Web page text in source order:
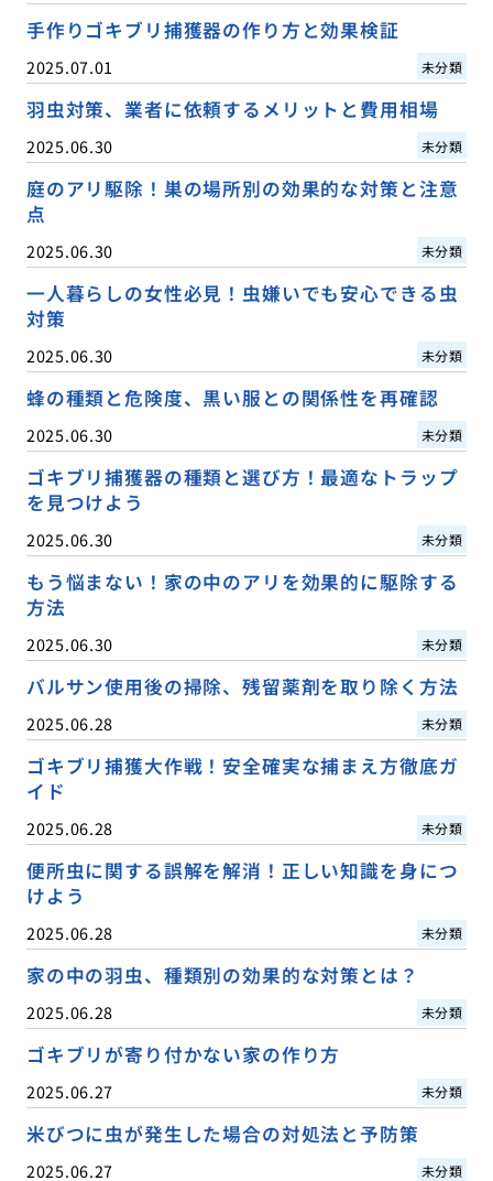
手作りゴキブリ捕獲器の作り方と効果検証
2025.07.01 未分類
羽虫対策、業者に依頼するメリットと費用相場
2025.06.30 未分類
庭のアリ駆除！巣の場所別の効果的な対策と注意
点
2025.06.30 未分類
一人暮らしの女性必見！虫嫌いでも安心できる虫
対策
2025.06.30 未分類
蜂の種類と危険度、黒い服との関係性を再確認
2025.06.30 未分類
ゴキブリ捕獲器の種類と選び方！最適なトラップ
を見つけよう
2025.06.30 未分類
もう悩まない！家の中のアリを効果的に駆除する
方法
2025.06.30 未分類
バルサン使用後の掃除、残留薬剤を取り除く方法
2025.06.28 未分類
ゴキブリ捕獲大作戦！安全確実な捕まえ方徹底ガ
イド
2025.06.28 未分類
便所虫に関する誤解を解消！正しい知識を身につ
けよう
2025.06.28 未分類
家の中の羽虫、種類別の効果的な対策とは？
2025.06.28 未分類
ゴキブリが寄り付かない家の作り方
2025.06.27 未分類
米びつに虫が発生した場合の対処法と予防策
2025.06.27 未分類